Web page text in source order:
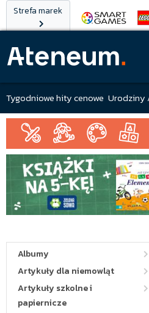
Strefa marek
Tygodniowe hity cenowe Urodziny
Albumy
Artykuły dla niemowląt
Artykuły szkolne i
papiernicze